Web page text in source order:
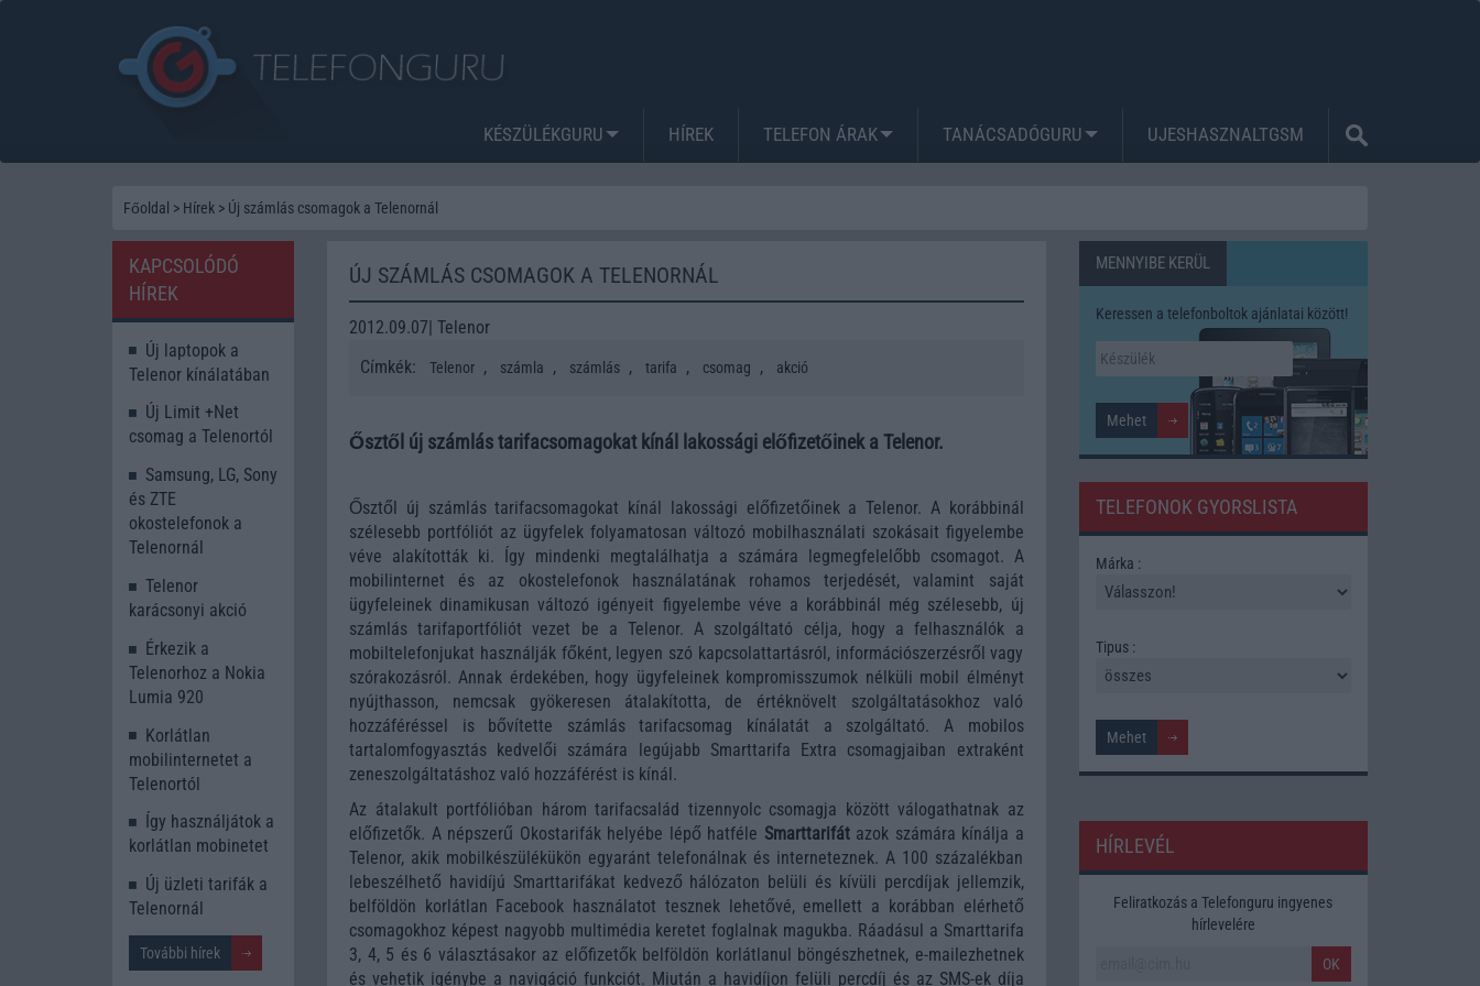
KÉSZÜLÉKGURU HÍREK TELEFON ÁRAK TANÁCSADÓGURU UJESHASZNALTGSM
Főoldal > Hírek > Új számlás csomagok a Telenornál
ÚJ SZÁMLÁS CSOMAGOK A TELENORNÁL
2012.09.07| Telenor
Címkék:
Telenor , számla , számlás , tarifa , csomag , akció
Ősztől új számlás tarifacsomagokat kínál lakossági előfizetőinek a Telenor.
Ősztől új számlás tarifacsomagokat kínál lakossági előfizetőinek a Telenor. A korábbinál
szélesebb portfóliót az ügyfelek folyamatosan változó mobilhasználati szokásait figyelembe
véve alakították ki. Így mindenki megtalálhatja a számára legmegfelelőbb csomagot. A
mobilinternet és az okostelefonok használatának rohamos terjedését, valamint saját
ügyfeleinek dinamikusan változó igényeit figyelembe véve a korábbinál még szélesebb, új
számlás tarifaportfóliót vezet be a Telenor. A szolgáltató célja, hogy a felhasználók a
mobiltelefonjukat használják főként, legyen szó kapcsolattartásról, információszerzésről vagy
szórakozásról. Annak érdekében, hogy ügyfeleinek kompromisszumok nélküli mobil élményt
nyújthasson, nemcsak gyökeresen átalakította, de értéknövelt szolgáltatásokhoz való
hozzáféréssel is bővítette számlás tarifacsomag kínálatát a szolgáltató. A mobilos
tartalomfogyasztás kedvelői számára legújabb Smarttarifa Extra csomagjaiban extraként
zeneszolgáltatáshoz való hozzáférést is kínál.
Az átalakult portfólióban három tarifacsalád tizennyolc csomagja között válogathatnak az
előfizetők. A népszerű Okostarifák helyébe lépő hatféle Smarttarifát azok számára kínálja a
Telenor, akik mobilkészülékükön egyaránt telefonálnak és interneteznek. A 100 százalékban
lebeszélhető havidíjú Smarttarifákat kedvező hálózaton belüli és kívüli percdíjak jellemzik,
belföldön korlátlan Facebook használatot tesznek lehetővé, emellett a korábban elérhető
csomagokhoz képest nagyobb multimédia keretet foglalnak magukba. Ráadásul a Smarttarifa
3, 4, 5 és 6 választásakor az előfizetők belföldön korlátlanul böngészhetnek, e-mailezhetnek
és vehetik igénybe a navigáció funkciót. Miután a havidíjon felüli percdíj és az SMS-ek díja
KAPCSOLÓDÓ
HÍREK
Új laptopok a
Telenor kínálatában
Új Limit +Net
csomag a Telenortól
Samsung, LG, Sony
és ZTE
okostelefonok a
Telenornál
Telenor
karácsonyi akció
Érkezik a
Telenorhoz a Nokia
Lumia 920
Korlátlan
mobilinternetet a
Telenortól
Így használjátok a
korlátlan mobinetet
Új üzleti tarifák a
Telenornál
További hírek
MENNYIBE KERÜL
Keressen a telefonboltok ajánlatai között!
TELEFONOK GYORSLISTA
Márka :
Tipus :
HÍRLEVÉL
Feliratkozás a Telefonguru ingyenes
hírlevelére
OK